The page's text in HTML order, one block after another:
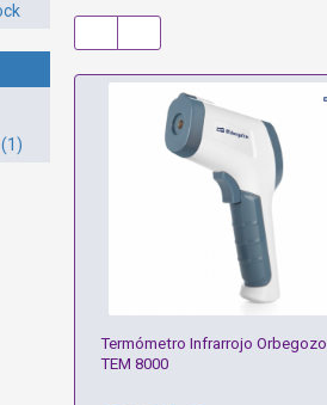
Termómetro Infrarrojo Orbegozo
TEM 8000